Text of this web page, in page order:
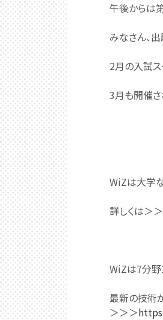
午後からは
みなさん、出
2月の入試
3月も開催さ
WiZは大学
詳しくは＞
WiZは7分野
最新の技術
＞＞＞